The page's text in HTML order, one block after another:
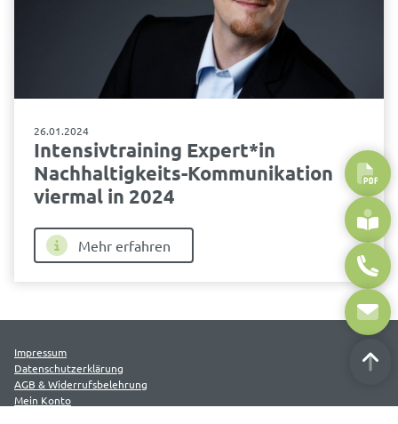
26.01.2024
Intensivtraining Expert*in
Nachhaltigkeits-Kommunikation
viermal in 2024
Mehr erfahren
Impressum
Datenschutzerklärung
AGB & Widerrufsbelehrung
Mein Konto